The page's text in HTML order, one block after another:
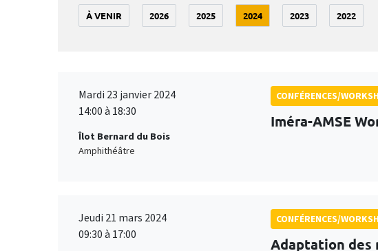
À VENIR 2026 2025 2024 2023 2022
Mardi 23 janvier 2024
14:00 à 18:30
Îlot Bernard du Bois
Amphithéâtre
CONFÉRENCES/
Iméra-AMSE
Jeudi 21 mars 2024
09:30 à 17:00
CONFÉRENCES/
Adaptation des